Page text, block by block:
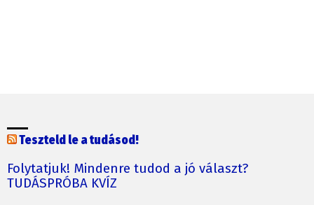
Teszteld le a tudásod!
Folytatjuk! Mindenre tudod a jó választ?
TUDÁSPRÓBA KVÍZ